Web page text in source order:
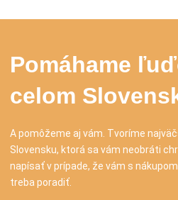
Pomáhame
celom
A pomôžeme aj vám. Tvoríme
Slovensku, ktorá sa vám neobráti
napísať v prípade, že vám s
treba poradiť.